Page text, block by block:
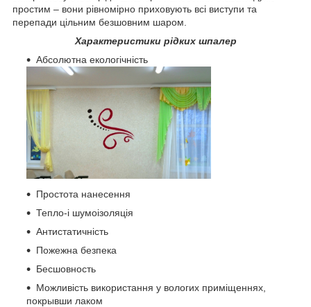
простим – вони рівномірно приховують всі виступи та
перепади цільним безшовним шаром.
Характеристики рідких шпалер
Абсолютна екологічність
Простота нанесення
Тепло-і шумоізоляція
Антистатичність
Пожежна безпека
Бесшовность
Можливість використання у вологих приміщеннях,
покрывши лаком